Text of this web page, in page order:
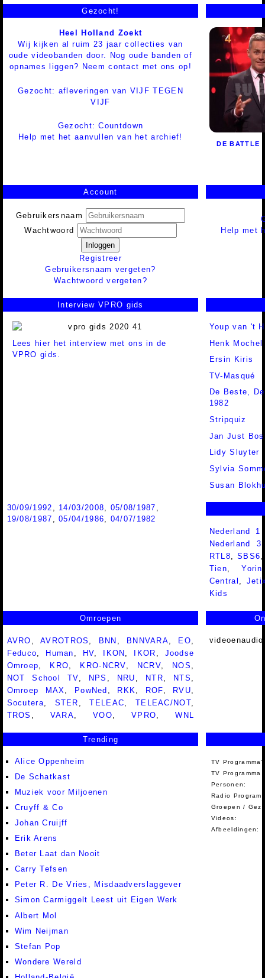
Gezocht!
Heel Holland Zoekt
Wij kijken al ruim 23 jaar collecties van
oude videobanden door. Nog oude banden of
opnames liggen? Neem contact met ons op!
Gezocht: afleveringen van VIJF TEGEN
VIJF
Gezocht: Countdown
Help met het aanvullen van het archief!
DE BATTLE
Account
Gebruikersnaam
Wachtwoord
Inloggen
Registreer
Gebruikersnaam vergeten?
Wachtwoord vergeten?
Help met
Interview VPRO gids
Lees hier het interview met ons in de
VPRO gids.
Youp van 't
Henk Mochel
Ersin Kiris
TV-Masqué
De Beste,
1982
Stripquiz
Jan Just Bos
Lidy Sluyter
Sylvia
Susan
30/09/1992 14/03/2008 05/08/1987
19/08/1987 ,05/04/1986
04/07/1982
Nederland
Nederland
RTL8,SBS6
Tien,Yorin
Central ,
Kids
Omroepen
AVRO ,AVROTROS BNN BNNVARA EO
Feduco
Human HV IKON IKOR
Joodse
Omroep
KRO KRO-NCRV NCRV NOS
NOT School TV
NPS NRU NTR NTS
Omroep MAX
PowNed RKK ROF RVU
Socutera
STER ,TELEAC TELEAC/NOT
TROS
VARA ,VOO ,VPRO ,WNL
Trending
Alice Oppenheim
De Schatkast
Muziek voor Miljoenen
Cruyff & Co
Johan Cruijff
Erik Arens
Beter Laat dan Nooit
Carry Tefsen
Peter R. De Vries, Misdaadverslaggever
Simon Carmiggelt Leest uit Eigen Werk
Albert Mol
Wim Neijman
Stefan Pop
Wondere Wereld
TV
TV Programma
Personen:
Radio
Groepen /
Videos:
Afbeeldingen: